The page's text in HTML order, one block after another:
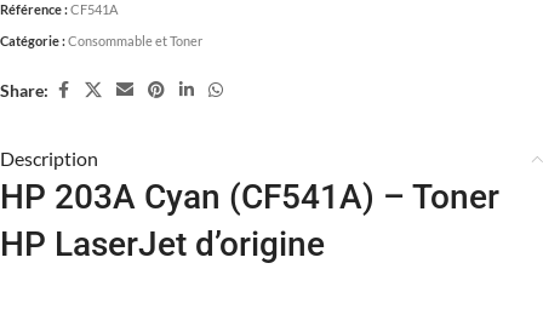
Référence :CF541A
Catégorie :Consommable et Toner
Share:
Description
HP 203A Cyan (CF541A) – Toner
HP LaserJet d’origine